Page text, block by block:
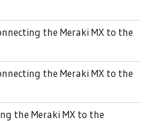
the Meraki MX to the
the Meraki MX to the
the Meraki MX to the